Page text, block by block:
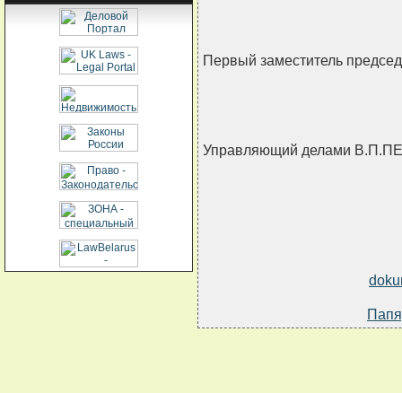
Первый заместитель
Управляющий делами